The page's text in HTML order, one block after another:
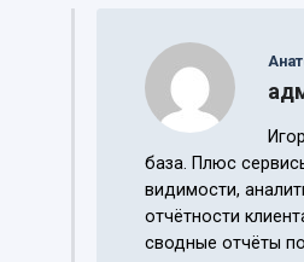
база. Плюс
видимости,
отчётности
сводные отчёты